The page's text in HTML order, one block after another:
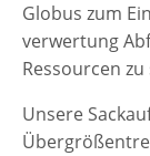
Globus zum
verwertung
Ressourcen
Unsere